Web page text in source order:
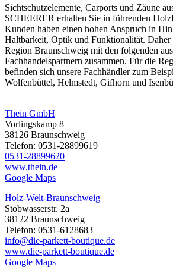
Sichtschutzelemente, Carports und Zäune
SCHEERER erhalten Sie in führenden
Kunden haben einen hohen Anspruch in
Haltbarkeit, Optik und Funktionalität.
Region Braunschweig mit den folgenden
Fachhandelspartnern zusammen. Für die
befinden sich unsere Fachhändler zum
Wolfenbüttel, Helmstedt, Gifhorn und
Thein GmbH
Vorlingskamp 8
38126 Braunschweig
Telefon: 0531-28899619
0531-28899620
www.thein.de
Google Maps
Holz-Welt-Braunschweig
Stobwasserstr. 2a
38122 Braunschweig
Telefon: 0531-6128683
info@die-parkett-boutique.de
www.die-parkett-boutique.de
Google Maps